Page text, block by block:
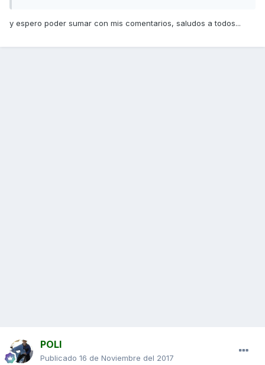
y espero poder sumar con mis comentarios, saludos a todos...
POLI
Publicado 16 de Noviembre del 2017